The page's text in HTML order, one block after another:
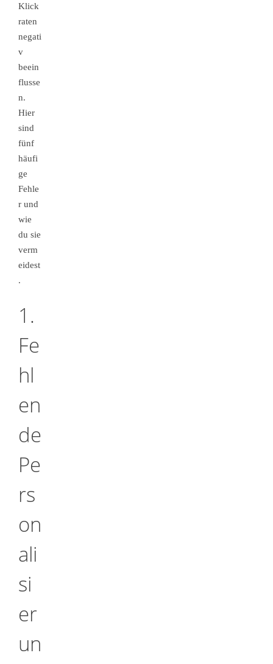
Klick
raten
negati
v
beein
flusse
n.
Hier
sind
fünf
häufi
ge
Fehle
r und
wie
du sie
verm
eidest
.
1.
Fe
hl
en
de
Pe
rs
on
ali
si
er
un